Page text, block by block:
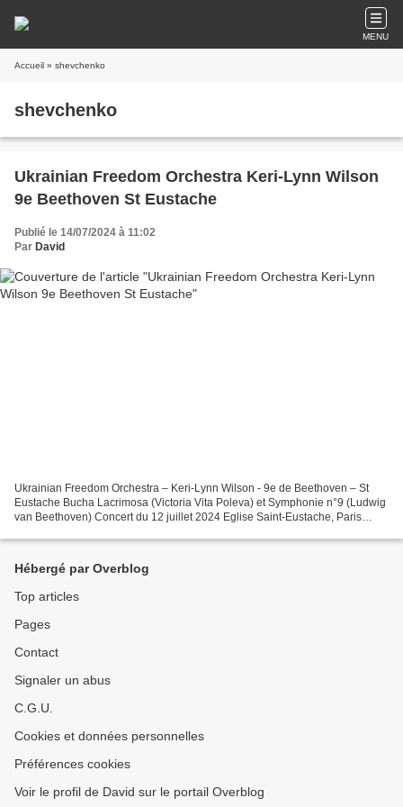
MENU
Accueil » shevchenko
shevchenko
Ukrainian Freedom Orchestra Keri-Lynn Wilson
9e Beethoven St Eustache
Publié le 14/07/2024 à 11:02
Par David
Ukrainian Freedom Orchestra – Keri-Lynn Wilson - 9e de Beethoven – St
Eustache Bucha Lacrimosa (Victoria Vita Poleva) et Symphonie n°9 (Ludwig
van Beethoven) Concert du 12 juillet 2024 Eglise Saint-Eustache, Paris
Hébergé par Overblog
Top articles
Pages
Contact
Signaler un abus
C.G.U.
Cookies et données personnelles
Préférences cookies
Voir le profil de David sur le portail Overblog